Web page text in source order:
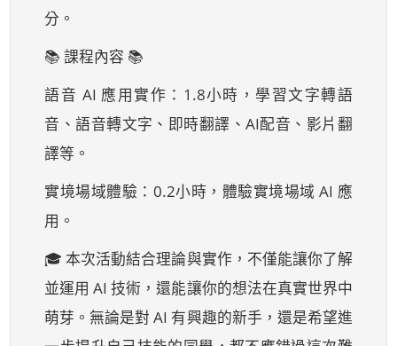
分。
📚 課程內容 📚
語音 AI 應用實作：1.8小時，學習文字轉語
音、語音轉文字、即時翻譯、AI配音、影片翻
譯等。
實境場域體驗：0.2小時，體驗實境場域 AI 應
用。
🎓 本次活動結合理論與實作，不僅能讓你了解
並運用 AI 技術，還能讓你的想法在真實世界中
萌芽。無論是對 AI 有興趣的新手，還是希望進